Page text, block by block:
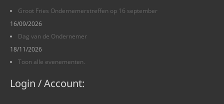
Groot Fries Ondernemerstreffen op 16 september
16/09/2026
Dag van de Ondernemer
18/11/2026
Toon alle evenementen.
Login / Account: